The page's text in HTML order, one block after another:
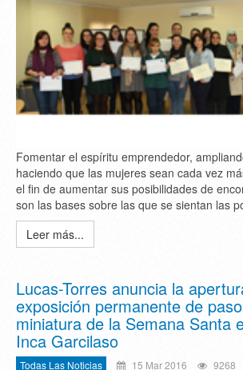
Fomentar el espíritu emprendedor,
haciendo que las mujeres sean cada vez
el fin de aumentar sus posibilidades de
son las bases sobre las que se sientan las
Leer más...
Lucas-Torres anuncia la
exposición permanente de
miniatura de la Semana Santa
Inca Garcilaso
Todas Las Noticias 15 Mar 2016 9268